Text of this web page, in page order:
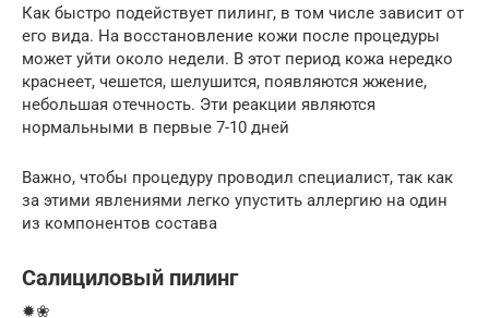
Как быстро подействует пилинг, в том числе зависит от
его вида. На восстановление кожи после процедуры
может уйти около недели. В этот период кожа нередко
краснеет, чешется, шелушится, появляются жжение,
небольшая отечность. Эти реакции являются
нормальными в первые 7-10 дней
Важно, чтобы процедуру проводил специалист, так как
за этими явлениями легко упустить аллергию на один
из компонентов состава
Салициловый пилинг
✹❀